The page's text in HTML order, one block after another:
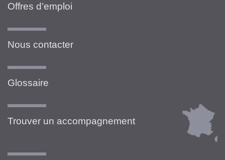
Offres d’emploi
Nous contacter
Glossaire
Trouver un accompagnement